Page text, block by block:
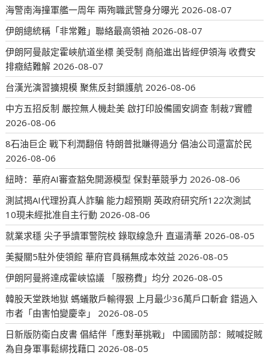
海警南海撞軍艦一周年 兩殉職武警身分曝光 2026-08-07
伊朗總統稱「非常難」聯絡最高領袖 2026-08-07
伊朗阿曼敲定霍峽航道坐標 美受制 商船進出皆經伊領海 收費安
排癥結難解 2026-08-07
台漢光演習擴規模 聚焦反封鎖護航 2026-08-06
中方五招反制 嚴控無人機赴美 啟打印設備國安調查 制裁7實體
2026-08-06
8石油巨企 戰下利潤翻倍 特朗普批賺得過分 倡油公司還富於民
2026-08-06
紐時：華府AI審查豁免開源模型 保對華競爭力 2026-08-06
測試揭AI代理扮真人詐騙 能力超預期 英政府研究所122次測試
10現未經批准自主行動 2026-08-06
就業求穩 尖子爭讀軍警院校 錄取線急升 直逼清華 2026-08-05
美擬關5駐外使領館 華府官員稱無成本效益 2026-08-05
伊朗阿曼將達成霍峽協議 「服務費」均分 2026-08-05
韓股天堂跌地獄 螞蟻散戶輸得狠 上月最少36萬戶口斬倉 錯過入
市者「由害怕變慶幸」
2026-08-05
日新版防衛白皮書 倡結伴「應對華挑戰」 中國國防部：賊喊捉賊
為自身軍事鬆綁找藉口 2026-08-05